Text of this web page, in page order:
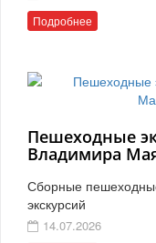
Подробнее
Пешеходные
Владимира
Сборные
экскурсий
14.07.2026